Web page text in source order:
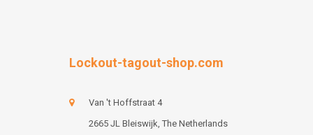
Lockout-tagout-shop.com
Van 't Hoffstraat 4
2665 JL Bleiswijk, The Netherlands